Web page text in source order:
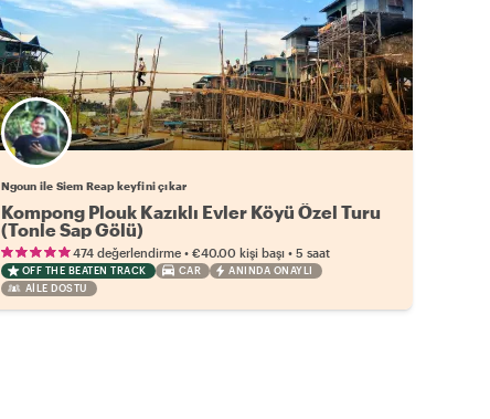
Ngoun ile Siem Reap keyfini çıkar
Kompong Plouk Kazıklı Evler Köyü Özel Turu
(Tonle Sap Gölü)
474 değerlendirme• €40.00 kişi başı• 5 saat
OFF THE BEATEN TRACK CAR
ANINDA ONAYLI
AILE DOSTU